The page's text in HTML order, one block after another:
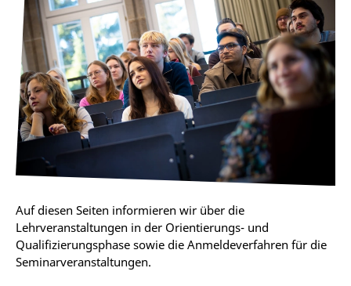
Auf diesen Seiten informieren wir über die
Lehrveranstaltungen in der Orientierungs- und
Qualifizierungsphase sowie die Anmeldeverfahren für die
Seminarveranstaltungen.